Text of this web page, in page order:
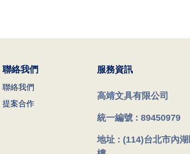
聯絡我們
聯絡我們
提案合作
服務資訊
高靖文具有限公司
統一編號 : 89450979
地址 : (114)台北市內